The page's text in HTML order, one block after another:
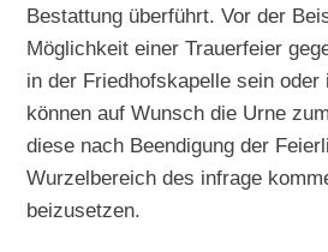
Bestattung überführt. Vor der
Möglichkeit einer Trauerfeier
in der Friedhofskapelle sein oder
können auf Wunsch die Urne
diese nach Beendigung der
Wurzelbereich des infrage
beizusetzen.